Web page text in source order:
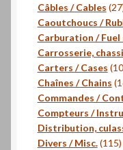
Câbles / Cables 27
Caoutchoucs /
Carburation / Fuel
Carrosserie,
Carters / Cases 10
Chaînes / Chains
Commandes /
Compteurs /
Distribution,
Divers / Misc. 115